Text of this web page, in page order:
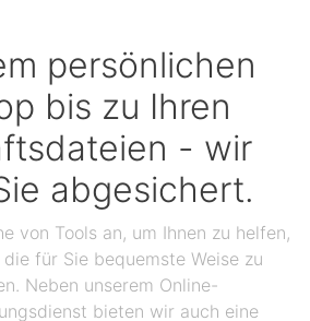
persönlichen
bis zu Ihren
- wir
abgesichert.
von Tools an, um Ihnen zu helfen,
für Sie bequemste Weise zu
Neben unserem Online-
bieten wir auch eine